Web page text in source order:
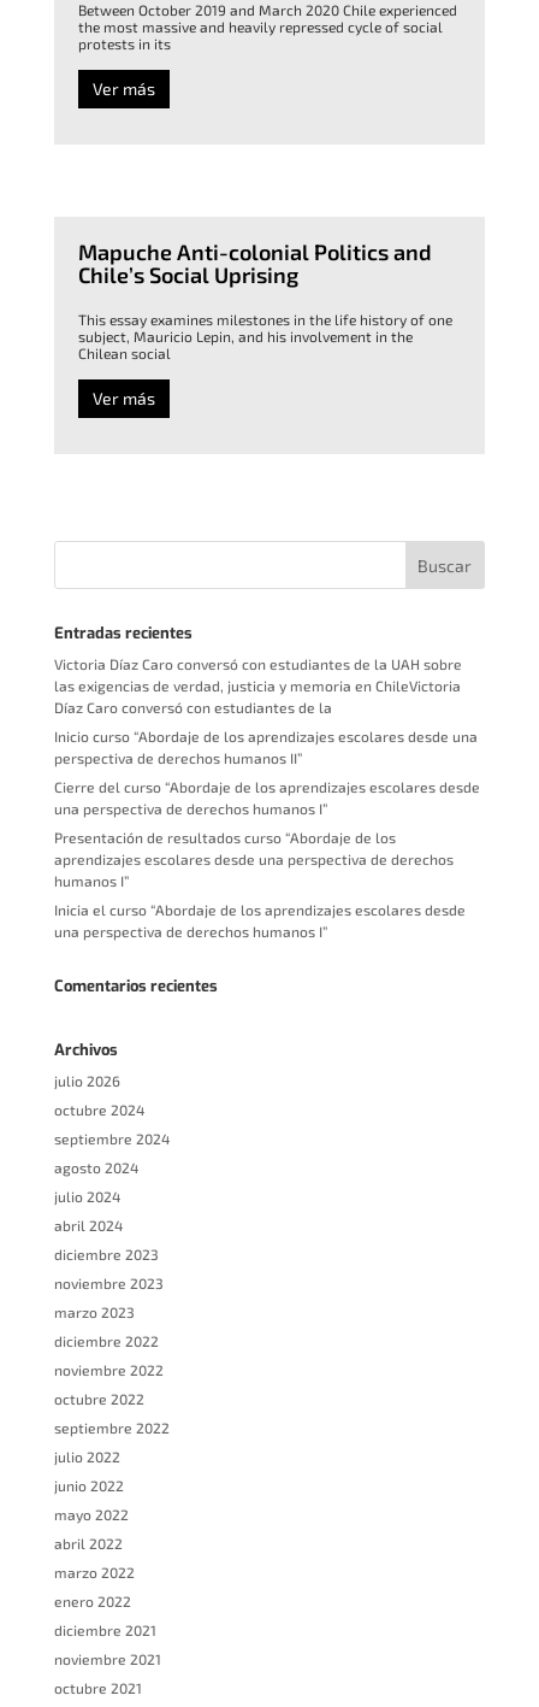
Between October 2019 and March 2020 Chile experienced
the most massive and heavily repressed cycle of social
protests in its
Ver más
Mapuche Anti-colonial Politics and
Chile’s Social Uprising
This essay examines milestones in the life history of one
subject, Mauricio Lepin, and his involvement in the
Chilean social
Ver más
Entradas recientes
Victoria Díaz Caro conversó con estudiantes de la UAH sobre
las exigencias de verdad, justicia y memoria en ChileVictoria
Díaz Caro conversó con estudiantes de la
Inicio curso “Abordaje de los aprendizajes escolares desde una
perspectiva de derechos humanos II”
Cierre del curso “Abordaje de los aprendizajes escolares desde
una perspectiva de derechos humanos I”
Presentación de resultados curso “Abordaje de los
aprendizajes escolares desde una perspectiva de derechos
humanos I”
Inicia el curso “Abordaje de los aprendizajes escolares desde
una perspectiva de derechos humanos I”
Comentarios recientes
Archivos
julio 2026
octubre 2024
septiembre 2024
agosto 2024
julio 2024
abril 2024
diciembre 2023
noviembre 2023
marzo 2023
diciembre 2022
noviembre 2022
octubre 2022
septiembre 2022
julio 2022
junio 2022
mayo 2022
abril 2022
marzo 2022
enero 2022
diciembre 2021
noviembre 2021
octubre 2021